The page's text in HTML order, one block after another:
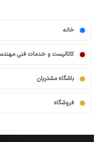
خانه
کاتالیست و خدمات فنی
باشگاه مشتریان
فروشگاه